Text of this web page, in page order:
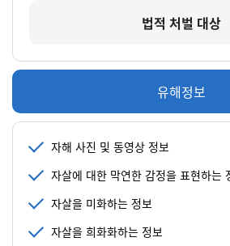
법적 처벌 대상
유해정보
자해 사진 및 동영상 정보
자살에 대한 막연한 감정을 표현하는
자살을 미화하는 정보
자살을 희화화하는 정보